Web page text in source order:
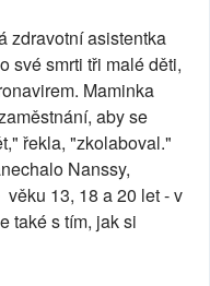
zdravotní asistentka
své smrti tři malé děti,
Maminka
aby se
řekla, "zkolaboval."
Nanssy,
13, 18 a 20 let - v
také s tím, jak si